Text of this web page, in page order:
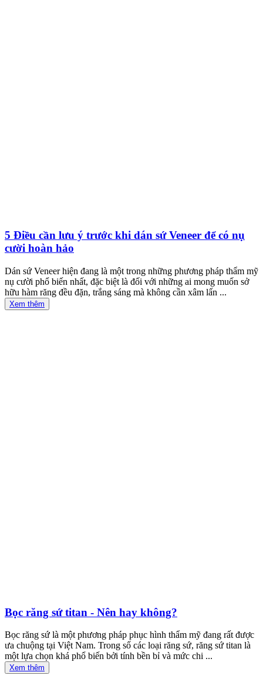
5 Điều cần lưu ý trước khi dán sứ Veneer để có nụ
cười hoàn hảo
Dán sứ Veneer hiện đang là một trong những phương pháp thẩm mỹ
nụ cười phổ biến nhất, đặc biệt là đối với những ai mong muốn sở
hữu hàm răng đều đặn, trắng sáng mà không cần xâm lấn ...
Xem thêm
Bọc răng sứ titan - Nên hay không?
Bọc răng sứ là một phương pháp phục hình thẩm mỹ đang rất được
ưa chuộng tại Việt Nam. Trong số các loại răng sứ, răng sứ titan là
một lựa chọn khá phổ biến bởi tính bền bỉ và mức chi ...
Xem thêm